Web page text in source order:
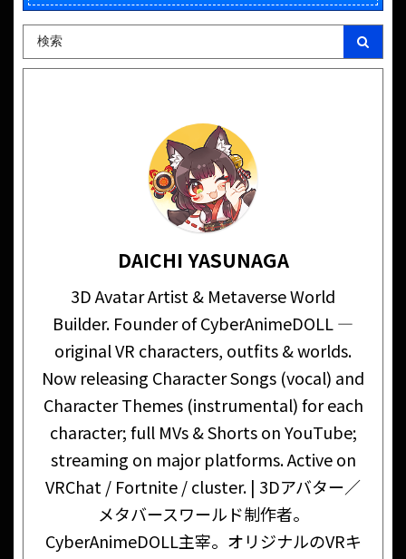
DAICHI YASUNAGA
3D Avatar Artist & Metaverse World
Builder. Founder of CyberAnimeDOLL —
original VR characters, outfits & worlds.
Now releasing Character Songs (vocal) and
Character Themes (instrumental) for each
character; full MVs & Shorts on YouTube;
streaming on major platforms. Active on
VRChat / Fortnite / cluster. | 3Dアバター／
メタバースワールド制作者。
CyberAnimeDOLL主宰。オリジナルのVRキ